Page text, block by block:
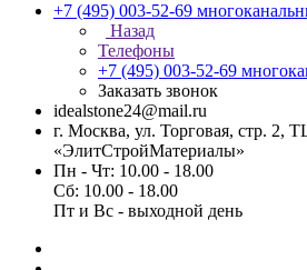
+7 (495) 003-52-69
Назад
Телефоны
+7 (495) 003-52-69
Заказать звонок
idealstone24@mail.ru
г. Москва, ул. Торговая, стр. 2,
«ЭлитСтройМатериалы»
Пн - Чт: 10.00 - 18.00
Сб: 10.00 - 18.00
Пт и Вс - выходной день